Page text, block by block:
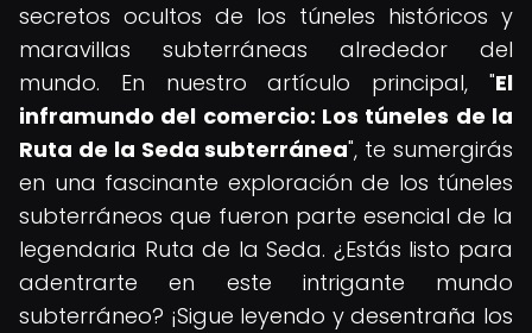
secretos ocultos de los túneles históricos y
maravillas subterráneas alrededor del
mundo. En nuestro artículo principal, "El
inframundo del comercio: Los túneles de la
Ruta de la Seda subterránea", te sumergirás
en una fascinante exploración de los túneles
subterráneos que fueron parte esencial de la
legendaria Ruta de la Seda. ¿Estás listo para
adentrarte en este intrigante mundo
subterráneo? ¡Sigue leyendo y desentraña los